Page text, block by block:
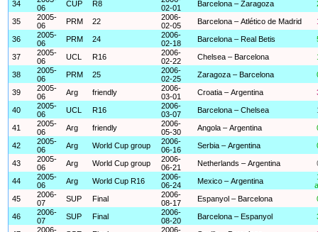
34
06
CUP R8
02-01
Barcelona – Zaragoza
35
2005-
06
PRM 22
2006-
02-05
Barcelona – Atlético de Madrid
36
2005-
06
PRM 24
2006-
02-18
Barcelona – Real Betis
37
2005-
06
UCL R16
2006-
02-22
Chelsea – Barcelona
38
2005-
06
PRM 25
2006-
02-25
Zaragoza – Barcelona
39
2005-
06
Arg friendly
2006-
03-01
Croatia – Argentina
40
2005-
06
UCL R16
2006-
03-07
Barcelona – Chelsea
41
2005-
06
Arg friendly
2006-
05-30
Angola – Argentina
42
2005-
06
Arg World Cup group
2006-
06-16
Serbia – Argentina
43
2005-
06
Arg World Cup group
2006-
06-21
Netherlands – Argentina
44
2005-
06
Arg World Cup R16
2006-
06-24
Mexico – Argentina
45
2006-
07
SUP Final
2006-
08-17
Espanyol – Barcelona
46
2006-
07
SUP Final
2006-
08-20
Barcelona – Espanyol
2006-
2006-